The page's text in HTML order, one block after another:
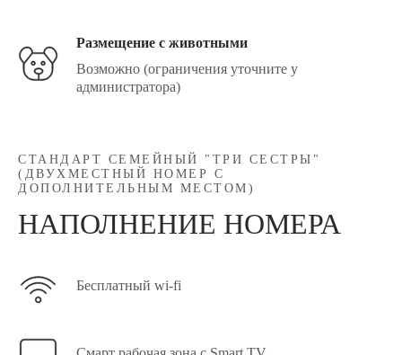
Размещение с животными
Возможно (ограничения уточните у
администратора)
СТАНДАРТ СЕМЕЙНЫЙ "ТРИ СЕСТРЫ"
(ДВУХМЕСТНЫЙ НОМЕР С
ДОПОЛНИТЕЛЬНЫМ МЕСТОМ)
НАПОЛНЕНИЕ НОМЕРА
Бесплатный wi-fi